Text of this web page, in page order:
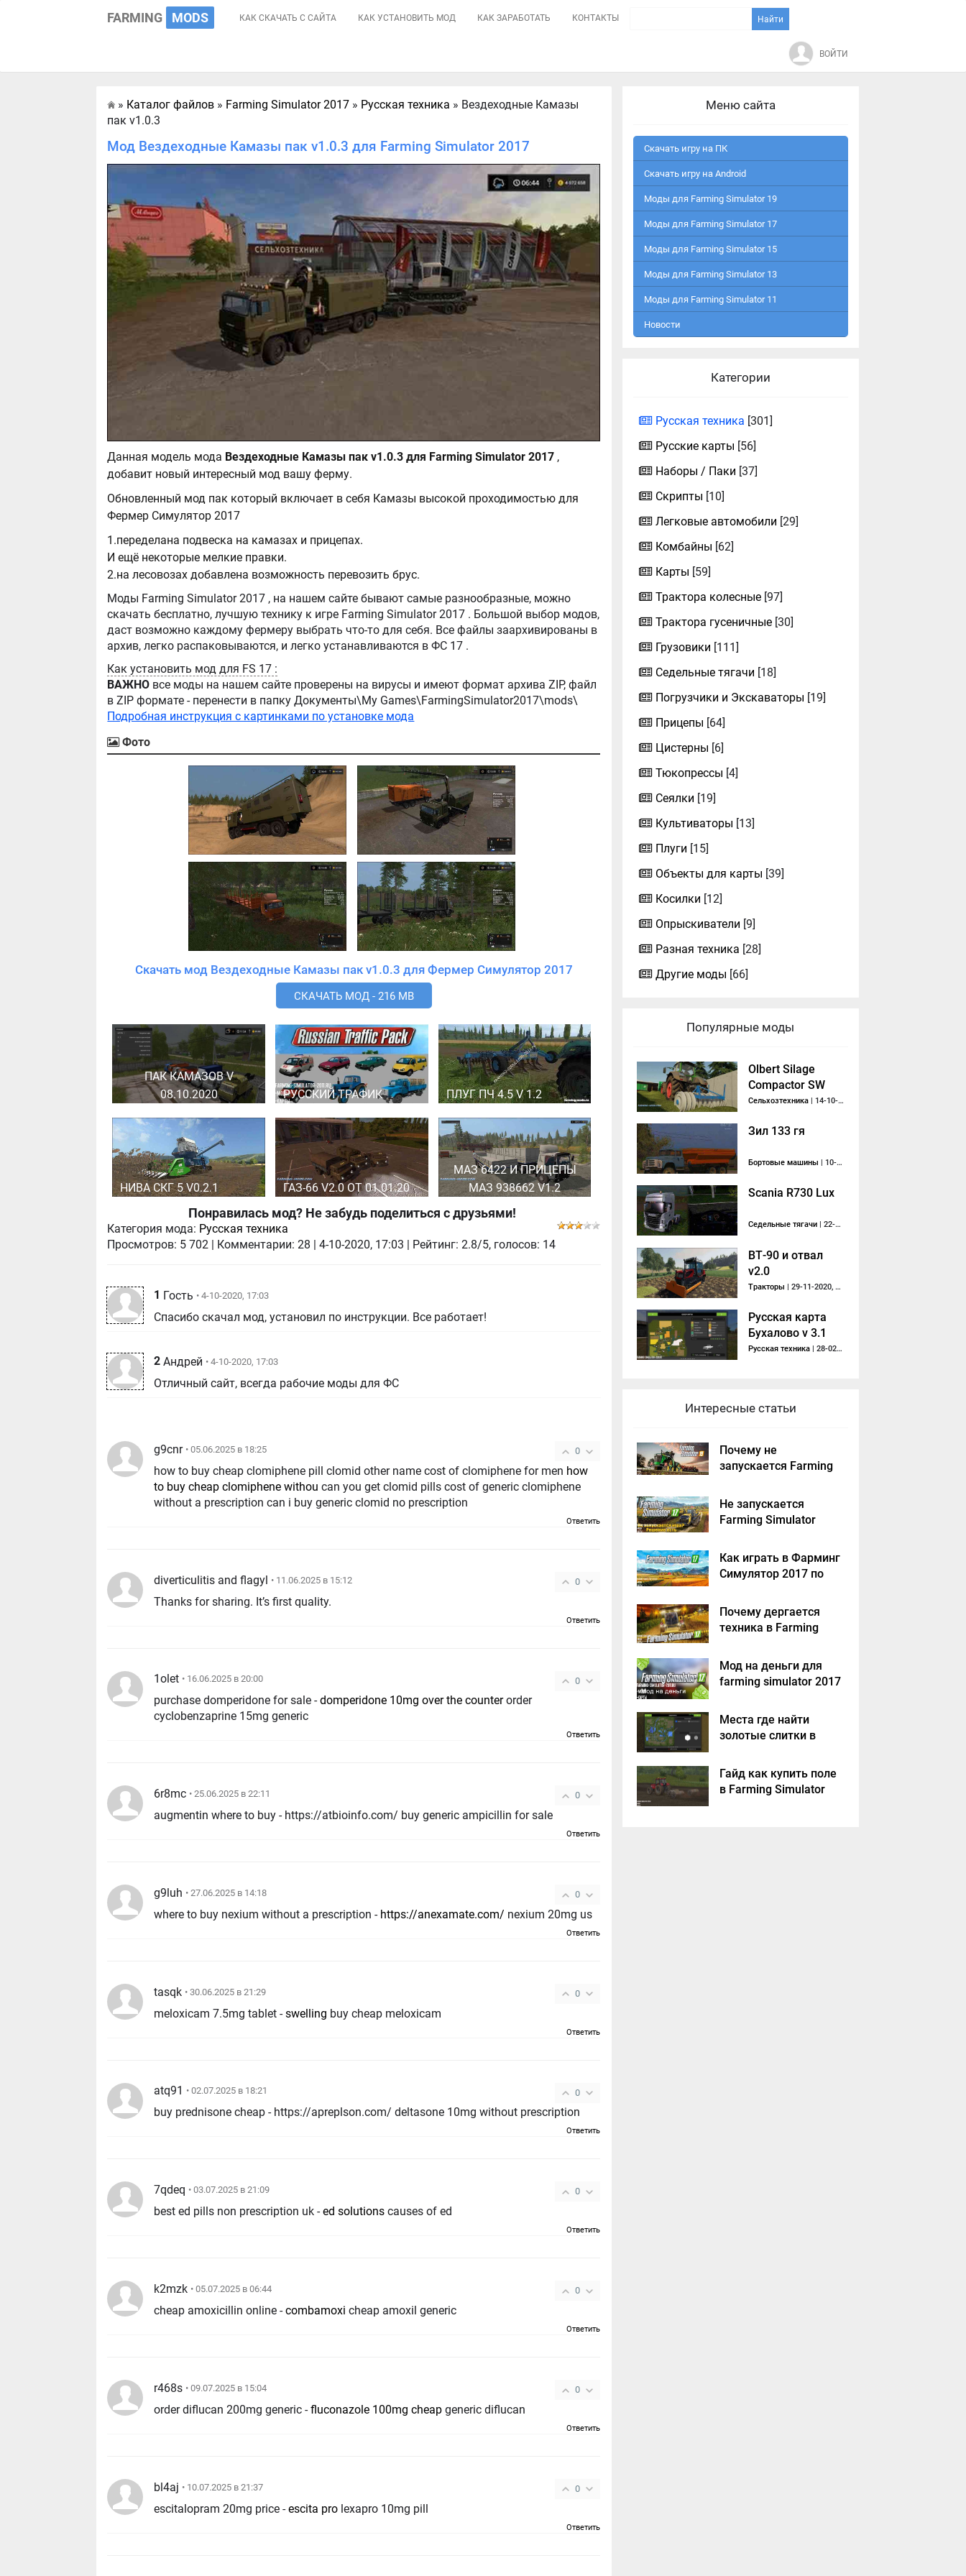
FARMING MODS КАК СКАЧАТЬ С САЙТА КАК УСТАНОВИТЬ МОД КАК ЗАРАБОТАТЬ КОНТАКТЫ
ВОЙТИ
Главная
» Каталог файлов » Farming Simulator 2017 » Русская техника » Вездеходные Камазы
пак v1.0.3
Мод Вездеходные Камазы пак v1.0.3 для Farming Simulator 2017
Данная модель мода Вездеходные Камазы пак v1.0.3 для Farming Simulator 2017 ,
добавит новый интересный мод вашу ферму.
Обновленный мод пак который включает в себя Камазы высокой проходимостью для
Фермер Симулятор 2017
1.переделана подвеска на камазах и прицепах.
И ещё некоторые мелкие правки.
2.на лесовозах добавлена возможность перевозить брус.
Моды Farming Simulator 2017 , на нашем сайте бывают самые разнообразные, можно
скачать бесплатно, лучшую технику к игре Farming Simulator 2017 . Большой выбор модов,
даст возможно каждому фермеру выбрать что-то для себя. Все файлы заархивированы в
архив, легко распаковываются, и легко устанавливаются в ФС 17 .
Как установить мод для FS 17 :
ВАЖНО все моды на нашем сайте проверены на вирусы и имеют формат архива ZIP, файл
в ZIP формате - перенести в папку Документы\My Games\FarmingSimulator2017\mods\
Подробная инструкция с картинками по установке мода
Фото
Скачать мод Вездеходные Камазы пак v1.0.3 для Фермер Симулятор 2017
СКАЧАТЬ МОД - 216 MB
ПАК КАМАЗОВ V
08.10.2020
РУССКИЙ ТРАФИК ПЛУГ ПЧ 4.5 V 1.2
НИВА СКГ 5 V0.2.1 ГАЗ-66 V2.0 ОТ 01.01.20
МАЗ 6422 И ПРИЦЕПЫ
МАЗ 938662 V1.2
Понравилась мод? Не забудь поделиться с друзьями!
Категория мода: Русская техника
Просмотров: 5 702 Комментарии: 28 |4-10-2020, 17:03 | Рейтинг: 2.8/5, голосов: 14
1 Гость • 4-10-2020, 17:03
Спасибо скачал мод, установил по инструкции. Все работает!
2 Андрей • 4-10-2020, 17:03
Отличный сайт, всегда рабочие моды для ФС
0
g9cnr • 05.06.2025 в 18:25
how to buy cheap clomiphene pill clomid other name cost of clomiphene for men how
to buy cheap clomiphene withou can you get clomid pills cost of generic clomiphene
without a prescription can i buy generic clomid no prescription
Ответить
0
diverticulitis and flagyl • 11.06.2025 в 15:12
Thanks for sharing. It’s first quality.
Ответить
0
1olet • 16.06.2025 в 20:00
purchase domperidone for sale -domperidone 10mg over the counterorder
cyclobenzaprine 15mg generic
Ответить
0
6r8mc • 25.06.2025 в 22:11
augmentin where to buy - https://atbioinfo.com/ buy generic ampicillin for sale
Ответить
0
g9luh • 27.06.2025 в 14:18
where to buy nexium without a prescription - https://anexamate.com/ nexium 20mg us
Ответить
0
tasqk • 30.06.2025 в 21:29
meloxicam 7.5mg tablet -swelling buy cheap meloxicam
Ответить
0
atq91 • 02.07.2025 в 18:21
buy prednisone cheap - https://apreplson.com/ deltasone 10mg without prescription
Ответить
0
7qdeq • 03.07.2025 в 21:09
best ed pills non prescription uk -ed solutions causes of ed
Ответить
0
k2mzk • 05.07.2025 в 06:44
cheap amoxicillin online -combamoxi cheap amoxil generic
Ответить
0
r468s • 09.07.2025 в 15:04
order diflucan 200mg generic -fluconazole 100mg cheap generic diflucan
Ответить
0
bl4aj • 10.07.2025 в 21:37
escitalopram 20mg price -escita pro lexapro 10mg pill
Ответить
Меню сайта
Скачать игру на ПК
Скачать игру на Android
Моды для Farming Simulator 19
Моды для Farming Simulator 17
Моды для Farming Simulator 15
Моды для Farming Simulator 13
Моды для Farming Simulator 11
Новости
Категории
Русская техника [301]
Русские карты [56]
Наборы / Паки [37]
Скрипты [10]
Легковые автомобили [29]
Комбайны [62]
Карты [59]
Трактора колесные [97]
Трактора гусеничные [30]
Грузовики [111]
Седельные тягачи [18]
Погрузчики и Экскаваторы [19]
Прицепы [64]
Цистерны [6]
Тюкопрессы [4]
Сеялки [19]
Культиваторы [13]
Плуги [15]
Объекты для карты [39]
Косилки [12]
Опрыскиватели [9]
Разная техника [28]
Другие моды [66]
Популярные моды
Olbert Silage
Compactor SW
300 v1.0
Сельхозтехника | 14-10-2019, 19:35
Зил 133 гя
Бортовые машины | 10-02-2014, 14:00
Scania R730 Lux
Седельные тягачи | 22-12-2014, 21:50
ВТ-90 и отвал
v2.0
Тракторы | 29-11-2020, 16:50
Русская карта
Бухалово v 3.1
Русская техника | 28-02-2018, 21:42
Интересные статьи
Почему не
запускается Farming
решение
Не запускается
Farming Simulator
Как играть в Фарминг
Симулятор 2017 по
Почему дергается
техника в Farming
Мод на деньги для
farming simulator 2017
Места где найти
золотые слитки в
2017?
Гайд как купить поле
в Farming Simulator